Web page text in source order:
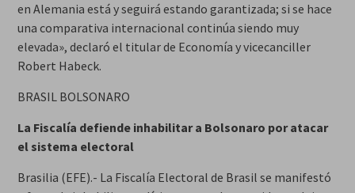
en Alemania está y seguirá estando garantizada; si se hace
una comparativa internacional continúa siendo muy
elevada», declaró el titular de Economía y vicecanciller
Robert Habeck.
BRASIL BOLSONARO
La Fiscalía defiende inhabilitar a Bolsonaro por atacar
el sistema electoral
Brasilia (EFE).- La Fiscalía Electoral de Brasil se manifestó